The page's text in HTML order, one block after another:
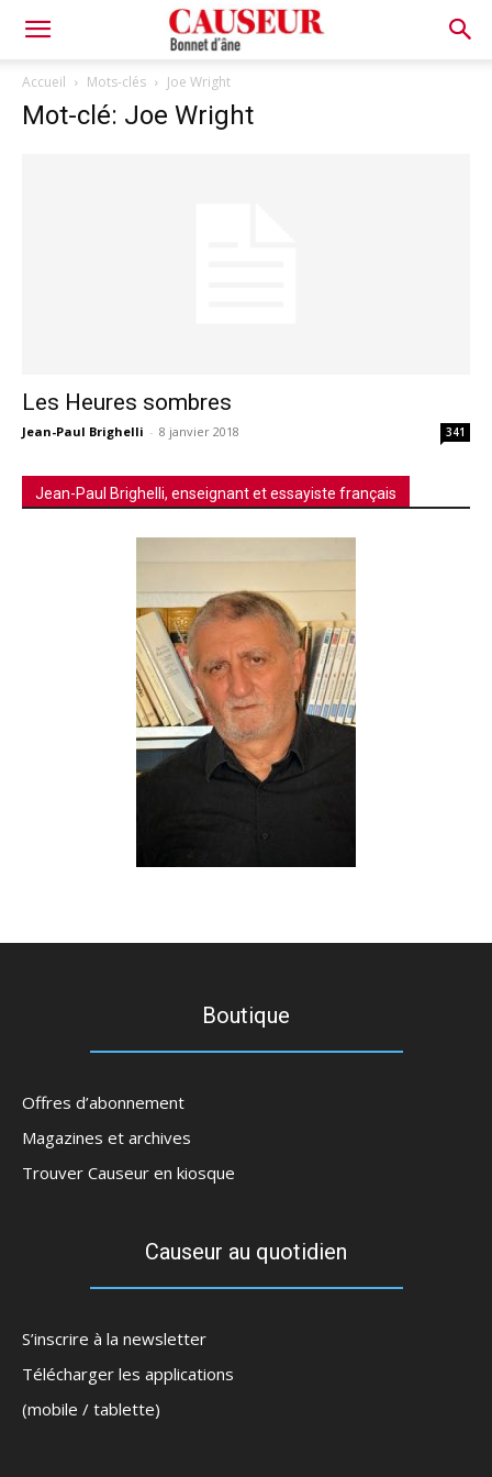
Bonnet
d'âne
Accueil Mots-clés Joe Wright
Mot-clé: Joe Wright
Les Heures sombres
Jean-Paul Brighelli - 8 janvier 2018 341
Jean-Paul Brighelli, enseignant et essayiste français
Boutique
Offres d’abonnement
Magazines et archives
Trouver Causeur en kiosque
Causeur au quotidien
S’inscrire à la newsletter
Télécharger les applications
(mobile / tablette)